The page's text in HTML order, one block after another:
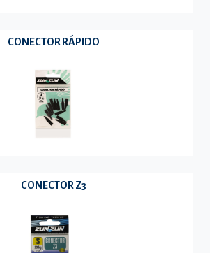
CONECTOR RÁPIDO
CONECTOR Z3